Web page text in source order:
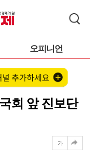
오피니언
회 앞 진보단
가